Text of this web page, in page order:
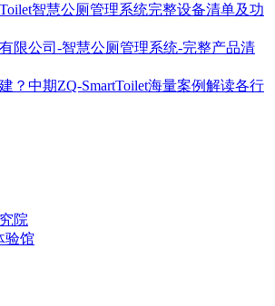
智慧公厕管理系统完整设备清单及功
限公司-智慧公厕管理系统-完整产品清
？中期ZQ-SmartToilet海量案例解读各行
院
验馆